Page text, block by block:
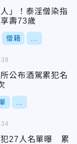
」！泰淫僧染指
壽73歲
僧籍
公布酒駕累犯名
犯27人名單曝 累